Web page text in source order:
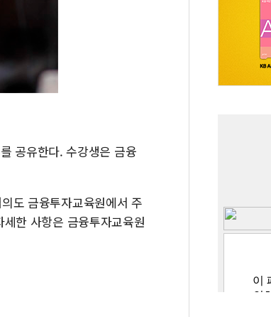
공유한다. 수강생은 금융
도 금융투자교육원에서 주
한 사항은 금융투자교육원